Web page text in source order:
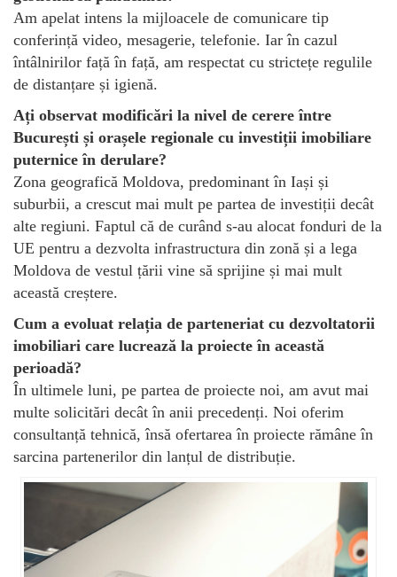
Am apelat intens la mijloacele de comunicare tip
conferință video, mesagerie, telefonie. Iar în cazul
întâlnirilor față în față, am respectat cu strictețe regulile
de distanțare și igienă.
Ați observat modificări la nivel de cerere între
București și orașele regionale cu investiții imobiliare
puternice în derulare?
Zona geografică Moldova, predominant în Iași și
suburbii, a crescut mai mult pe partea de investiții decât
alte regiuni. Faptul că de curând s-au alocat fonduri de la
UE pentru a dezvolta infrastructura din zonă și a lega
Moldova de vestul țării vine să sprijine și mai mult
această creștere.
Cum a evoluat relația de parteneriat cu dezvoltatorii
imobiliari care lucrează la proiecte în această
perioadă?
În ultimele luni, pe partea de proiecte noi, am avut mai
multe solicitări decât în anii precedenți. Noi oferim
consultanță tehnică, însă ofertarea în proiecte rămâne în
sarcina partenerilor din lanțul de distribuție.